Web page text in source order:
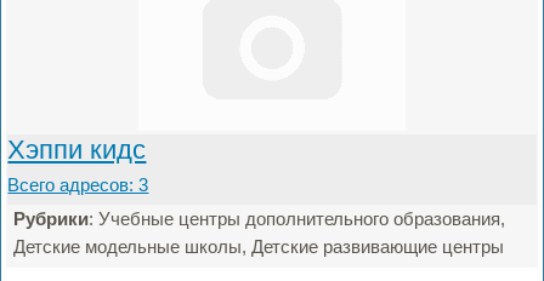
Хэппи кидс
Всего адресов: 3
Рубрики: Учебные центры дополнительного образования,
Детские модельные школы, Детские развивающие центры